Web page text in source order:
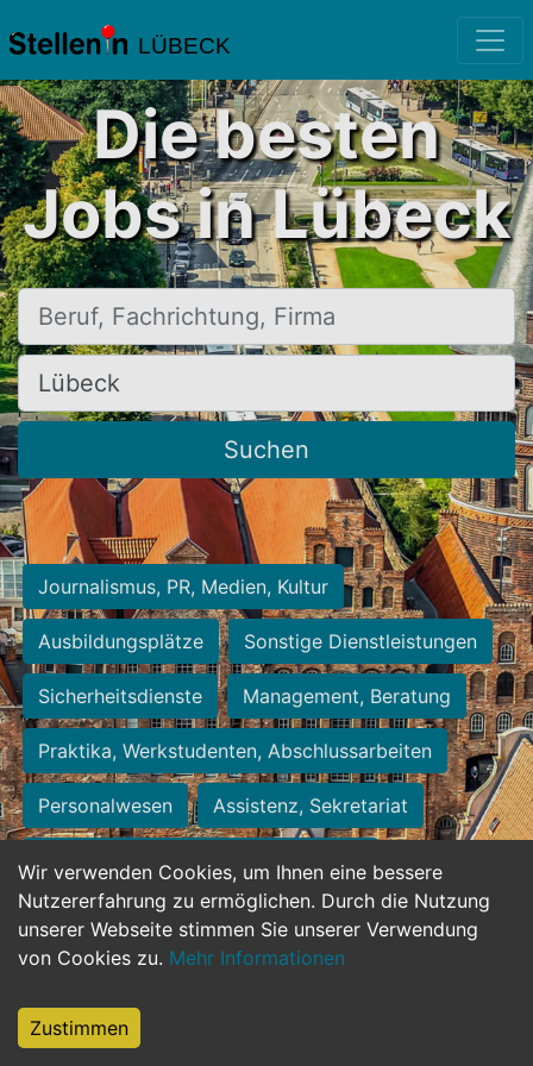
LÜBECK
Wir verwenden Cookies, um Ihnen eine bessere
Nutzererfahrung zu ermöglichen. Durch die Nutzung
unserer Webseite stimmen Sie unserer Verwendung
von Cookies zu. Mehr Informationen
Zustimmen
Die besten
Jobs in Lübeck
Beruf, Fachrichtung, Firma
Ort, Stadt
Suchen
Journalismus, PR, Medien, Kultur
Ausbildungsplätze Sonstige Dienstleistungen
Sicherheitsdienste Management, Beratung
Praktika, Werkstudenten, Abschlussarbeiten
Personalwesen Assistenz, Sekretariat
Hilfskräfte, Aushilfs- und Nebenjobs
Einkauf, Logistik, Materialwirtschaft
Weiterbildung, Studium, duale Ausbildung
Tourismus